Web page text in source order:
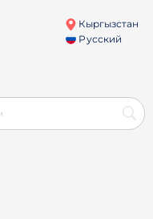
Кыргызстан
Русский